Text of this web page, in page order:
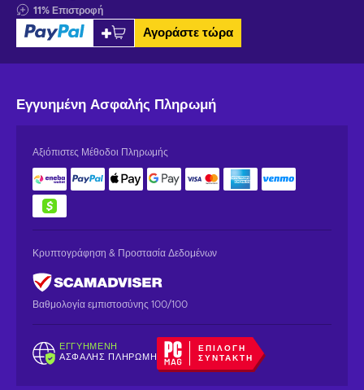
11% Επιστροφή
Αγοράστε τώρα
Εγγυημένη Ασφαλής Πληρωμή
Αξιόπιστες Μέθοδοι Πληρωμής
Κρυπτογράφηση & Προστασία Δεδομένων
Βαθμολογία εμπιστοσύνης 100/100
ΕΓΓΥΗΜΈΝΗ
ΑΣΦΑΛΉΣ ΠΛΗΡΩΜΉ
ΕΠΙΛΟΓΉ
ΣΥΝΤΆΚΤΗ